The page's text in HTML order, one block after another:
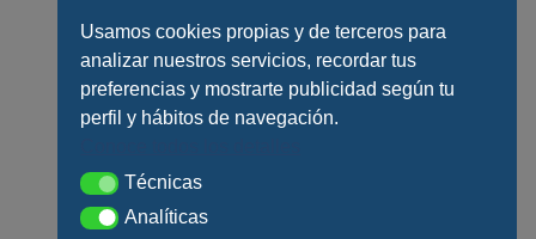
Usamos cookies propias y de terceros para
analizar nuestros servicios, recordar tus
preferencias y mostrarte publicidad según tu
perfil y hábitos de navegación.
TécnicasTécnicas
AnalíticasAnalíticas